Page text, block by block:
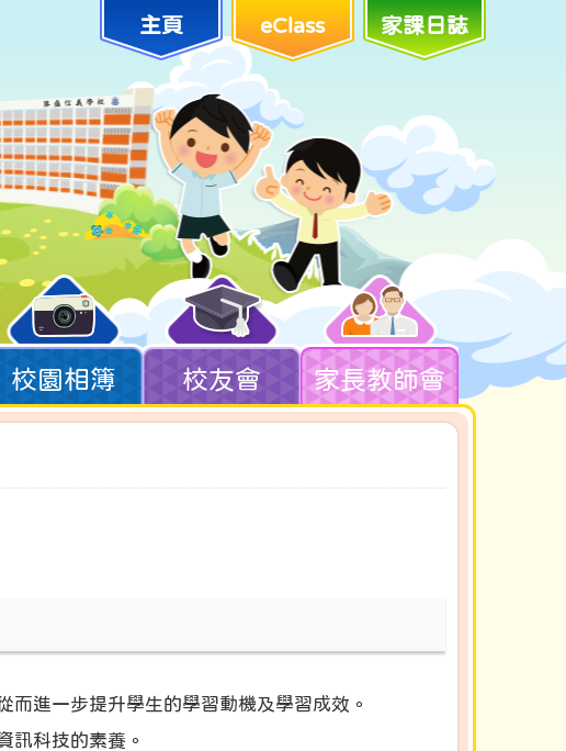
主頁 eClass 家課日誌
校園相簿 校友會 家長教師會
進一步提升學生的學習動機及學習成效。
訊科技的素養。